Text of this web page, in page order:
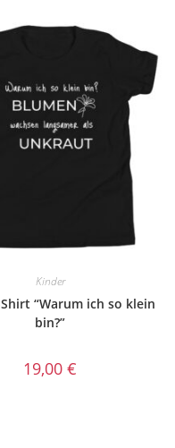
Kinder
“Warum ich so klein
bin?”
19,00€